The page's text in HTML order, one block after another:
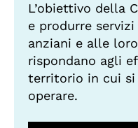
L’obiettivo della
e produrre
anziani e alle
rispondano agli
territorio in cui si
operare.